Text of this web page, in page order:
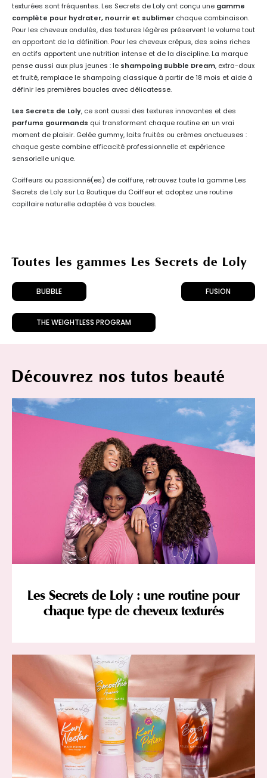
texturées sont fréquentes. Les Secrets de Loly ont conçu une gamme
complète pour hydrater, nourrir et sublimer chaque combinaison.
Pour les cheveux ondulés, des textures légères préservent le volume tout
en apportant de la définition. Pour les cheveux crépus, des soins riches
en actifs apportent une nutrition intense et de la discipline. La marque
pense aussi aux plus jeunes : le shampoing Bubble Dream, extra-doux
et fruité, remplace le shampoing classique à partir de 18 mois et aide à
définir les premières boucles avec délicatesse.
Les Secrets de Loly, ce sont aussi des textures innovantes et des
parfums gourmands qui transforment chaque routine en un vrai
moment de plaisir. Gelée gummy, laits fruités ou crèmes onctueuses :
chaque geste combine efficacité professionnelle et expérience
sensorielle unique.
Coiffeurs ou passionné(es) de coiffure, retrouvez toute la gamme Les
Secrets de Loly sur La Boutique du Coiffeur et adoptez une routine
capillaire naturelle adaptée à vos boucles.
Toutes les gammes Les Secrets de Loly
BUBBLE FUSION
THE WEIGHTLESS PROGRAM
Découvrez nos tutos beauté
Les Secrets de Loly : une routine pour
chaque type de cheveux texturés